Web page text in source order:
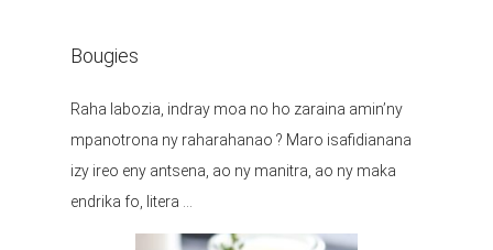
Bougies
Raha labozia, indray moa no ho zaraina amin’ny
mpanotrona ny raharahanao ? Maro isafidianana
izy ireo eny antsena, ao ny manitra, ao ny maka
endrika fo, litera …